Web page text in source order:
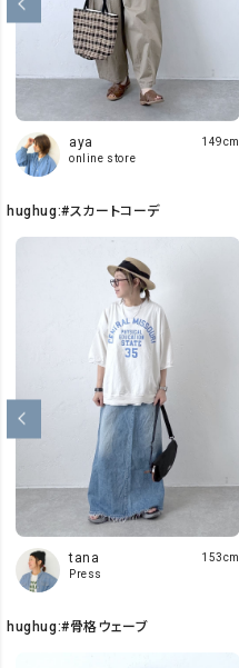
aya
online store
149cm
hughug:#スカートコーデ
tana
Press
153cm
hughug:#骨格ウェーブ